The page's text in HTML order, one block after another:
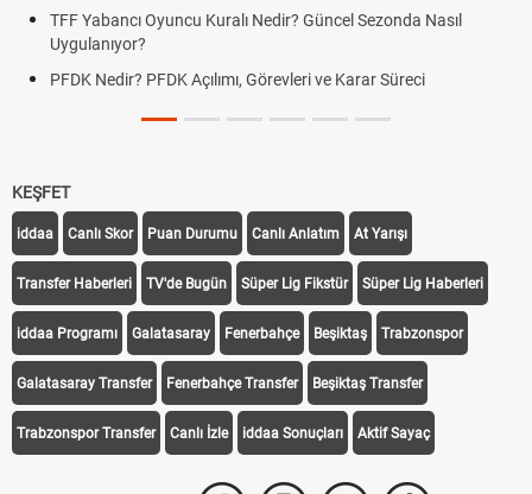
TFF Yabancı Oyuncu Kuralı Nedir? Güncel Sezonda Nasıl
Uygulanıyor?
PFDK Nedir? PFDK Açılımı, Görevleri ve Karar Süreci
KEŞFET
iddaa Canlı Skor Puan Durumu Canlı Anlatım At Yarışı
Transfer Haberleri TV'de Bugün Süper Lig Fikstür Süper Lig Haberleri
iddaa Programı Galatasaray Fenerbahçe Beşiktaş Trabzonspor
Galatasaray Transfer Fenerbahçe Transfer Beşiktaş Transfer
Trabzonspor Transfer Canlı İzle iddaa Sonuçları Aktif Sayaç